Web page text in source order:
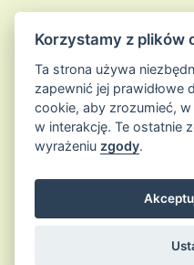
© 2026Sklep Ziołowa
Entries
Korzystamy z plików
Ta strona używa
zapewnić jej prawidłowe
cookie, aby zrozumieć,
w interakcję. Te ostatnie
wyrażeniu zgody.